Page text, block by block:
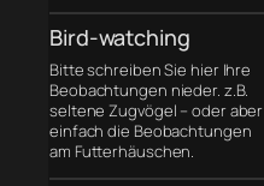
Bird-watching
Bitte schreiben Sie hier Ihre
Beobachtungen nieder. z.B.
seltene Zugvögel – oder aber
einfach die Beobachtungen
am Futterhäuschen.